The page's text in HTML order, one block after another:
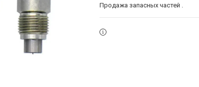
Продажа запасных частей .